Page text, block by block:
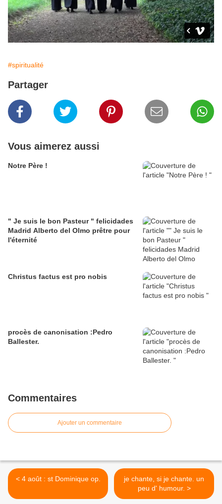
#spiritualité
Partager
Vous aimerez aussi
Notre Père !
" Je suis le bon Pasteur " felicidades
Madrid Alberto del Olmo prêtre pour
l'éternité
Christus factus est pro nobis
procès de canonisation :Pedro
Ballester.
Commentaires
Ajouter un commentaire
< 4 août : st Dominique op.
je chante, si je chante. un
peu d' humour. >